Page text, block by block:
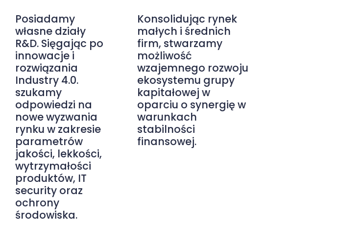
Posiadamy
własne działy
R&D. Sięgając po
innowacje i
rozwiązania
Industry 4.0.
szukamy
odpowiedzi na
nowe wyzwania
rynku w zakresie
parametrów
jakości, lekkości,
wytrzymałości
produktów, IT
security oraz
ochrony
środowiska.
Konsolidując rynek
małych i średnich
firm, stwarzamy
możliwość
wzajemnego rozwoju
ekosystemu grupy
kapitałowej w
oparciu o synergię w
warunkach
stabilności
finansowej.